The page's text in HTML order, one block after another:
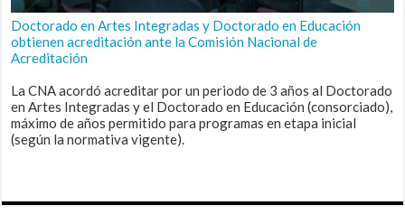
Doctorado en Artes Integradas y Doctorado en Educación
obtienen acreditación ante la Comisión Nacional de
Acreditación
La CNA acordó acreditar por un periodo de 3 años al Doctorado
en Artes Integradas y el Doctorado en Educación (consorciado),
máximo de años permitido para programas en etapa inicial
(según la normativa vigente).